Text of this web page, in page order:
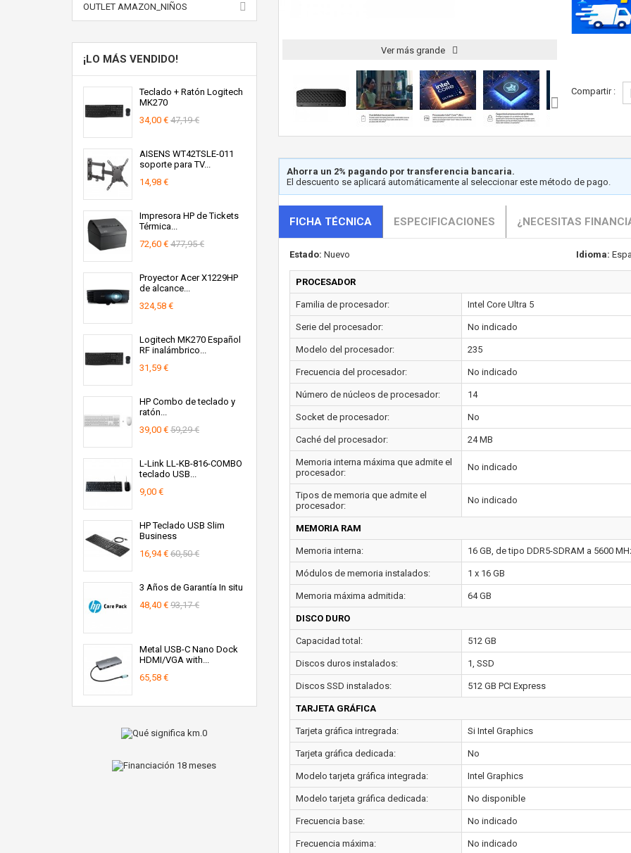
OUTLET AMAZON_NIÑOS
¡LO MÁS VENDIDO!
Teclado + Ratón Logitech
MK270
34,00 € 47,19 €
AISENS WT42TSLE-011
soporte para TV...
14,98 €
Impresora HP de Tickets
Térmica...
72,60 € 477,95 €
Proyector Acer X1229HP
de alcance...
324,58 €
Logitech MK270 Español
RF inalámbrico...
31,59 €
HP Combo de teclado y
ratón...
39,00 € 59,29 €
L-Link LL-KB-816-COMBO
teclado USB...
9,00 €
HP Teclado USB Slim
Business
16,94 € 60,50 €
3 Años de Garantía In situ
48,40 € 93,17 €
Metal USB-C Nano Dock
HDMI/VGA with...
65,58 €
Ver más grande
Compartir :
Ahorra un 2% pagando por transferencia bancaria.
El descuento se aplicará automáticamente al seleccionar este método de pago.
FICHA TÉCNICA ESPECIFICACIONES ¿NECESITAS
Estado: Nuevo Idioma:
PROCESADOR
Familia de procesador: Intel Core Ultra 5
Serie del procesador: No indicado
Modelo del procesador: 235
Frecuencia del procesador: No indicado
Número de núcleos de procesador: 14
Socket de procesador: No
Caché del procesador: 24 MB
Memoria interna máxima que admite el
procesador:
No indicado
Tipos de memoria que admite el
procesador:
No indicado
MEMORIA RAM
Memoria interna: 16 GB, de tipo DDR5-SDRAM a 5600
Módulos de memoria instalados: 1 x 16 GB
Memoria máxima admitida: 64 GB
DISCO DURO
Capacidad total: 512 GB
Discos duros instalados: 1, SSD
Discos SSD instalados: 512 GB PCI Express
TARJETA GRÁFICA
Tarjeta gráfica intregrada: Si Intel Graphics
Tarjeta gráfica dedicada: No
Modelo tarjeta gráfica integrada: Intel Graphics
Modelo tarjeta gráfica dedicada: No disponible
Frecuencia base: No indicado
Frecuencia máxima: No indicado